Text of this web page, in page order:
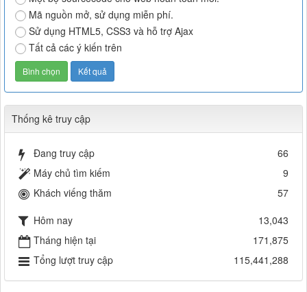
Mã nguồn mở, sử dụng miễn phí.
Sử dụng HTML5, CSS3 và hỗ trợ Ajax
Tất cả các ý kiến trên
Thống kê truy cập
Đang truy cập
66
Máy chủ tìm kiếm
9
Khách viếng thăm
57
Hôm nay
13,043
Tháng hiện tại
171,875
Tổng lượt truy cập
115,441,288